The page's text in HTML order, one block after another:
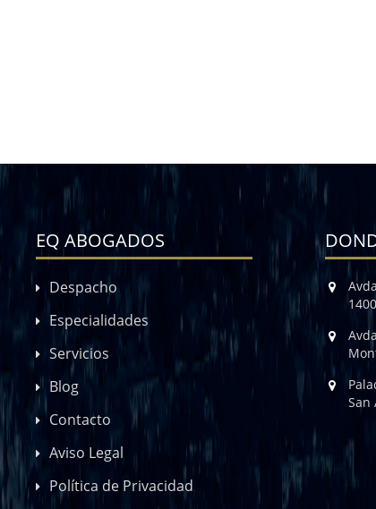
EQ ABOGADOS
Despacho
Especialidades
Servicios
Blog
Contacto
Aviso Legal
Política de Privacidad
San